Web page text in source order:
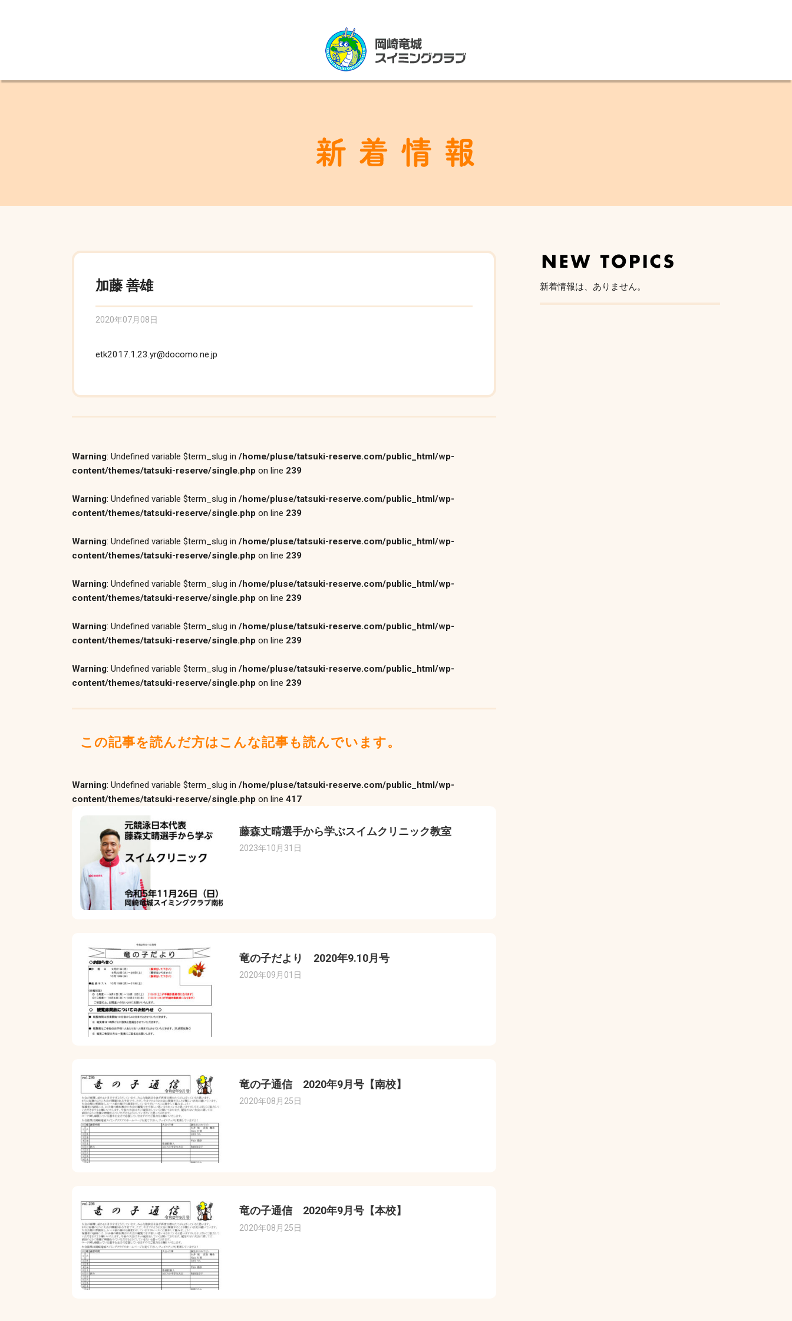
加藤 善雄
2020年07月08日
etk2017.1.23.yr@docomo.ne.jp
Warning: Undefined variable $term_slug in /home/pluse/tatsuki-reserve.com/public_html/wp-
content/themes/tatsuki-reserve/single.php on line 239
Warning: Undefined variable $term_slug in /home/pluse/tatsuki-reserve.com/public_html/wp-
content/themes/tatsuki-reserve/single.php on line 239
Warning: Undefined variable $term_slug in /home/pluse/tatsuki-reserve.com/public_html/wp-
content/themes/tatsuki-reserve/single.php on line 239
Warning: Undefined variable $term_slug in /home/pluse/tatsuki-reserve.com/public_html/wp-
content/themes/tatsuki-reserve/single.php on line 239
Warning: Undefined variable $term_slug in /home/pluse/tatsuki-reserve.com/public_html/wp-
content/themes/tatsuki-reserve/single.php on line 239
Warning: Undefined variable $term_slug in /home/pluse/tatsuki-reserve.com/public_html/wp-
content/themes/tatsuki-reserve/single.php on line 239
この記事を読んだ方はこんな記事も読んでいます。
Warning: Undefined variable $term_slug in /home/pluse/tatsuki-reserve.com/public_html/wp-
content/themes/tatsuki-reserve/single.php on line 417
藤森丈晴選手から学ぶスイムクリニック教室
2023年10月31日
竜の子だより 2020年9.10月号
2020年09月01日
竜の子通信 2020年9月号【南校】
2020年08月25日
竜の子通信 2020年9月号【本校】
2020年08月25日
新着情報は、ありません。